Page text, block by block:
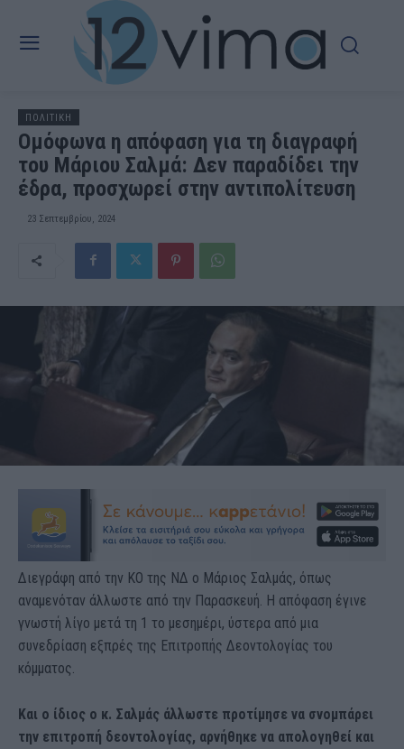
ΠΟΛΙΤΙΚΗ
Ομόφωνα η απόφαση για τη διαγραφή
του Μάριου Σαλμά: Δεν παραδίδει την
έδρα, προσχωρεί στην αντιπολίτευση
23 Σεπτεμβρίου, 2024
Διεγράφη από την ΚΟ της ΝΔ ο Μάριος Σαλμάς, όπως
αναμενόταν άλλωστε από την Παρασκευή. Η απόφαση έγινε
γνωστή λίγο μετά τη 1 το μεσημέρι, ύστερα από μια
συνεδρίαση εξπρές της Επιτροπής Δεοντολογίας του
κόμματος.
Και ο ίδιος ο κ. Σαλμάς άλλωστε προτίμησε να σνομπάρει
την επιτροπή δεοντολογίας, αρνήθηκε να απολογηθεί και